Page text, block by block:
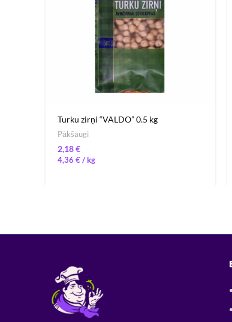
Turku zirņi “VALDO” 0.5 kg
Pākšaugi
€
4,36 €/